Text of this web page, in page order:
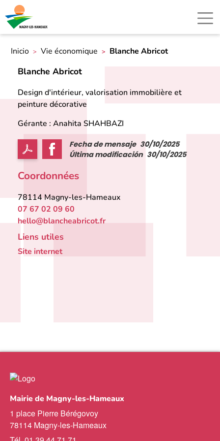
Inicio Vie économique Blanche Abricot
Blanche Abricot
Design d'intérieur, valorisation immobilière et
peinture décorative
Gérante : Anahita SHAHBAZI
Fecha de mensaje 30/10/2025
Última modificación 30/10/2025
Coordonnées
78114 Magny-les-Hameaux
07 67 02 09 60
hello@blancheabricot.fr
Liens utiles
Site internet
Mairie de Magny-les-Hameaux
1 place Pierre Bérégovoy
78114 Magny-les-Hameaux